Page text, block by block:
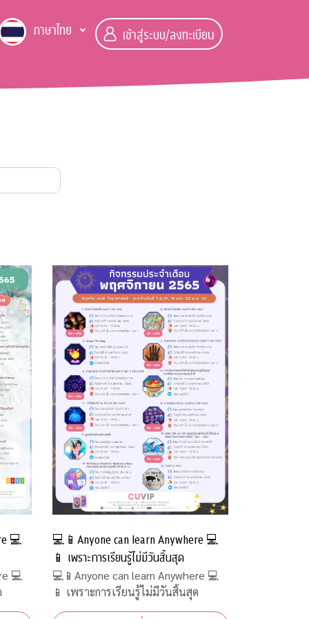
ภาษาไทย เข้าสู่ระบบ/ลงทะเบียน
💻
💻
💻📱Anyone can learn Anywhere 💻
📱 เพราะการเรียนรู้ไม่มีวันสิ้นสุด
💻📱Anyone can learn Anywhere 💻
📱 เพราะการเรียนรู้ไม่มีวันสิ้นสุด